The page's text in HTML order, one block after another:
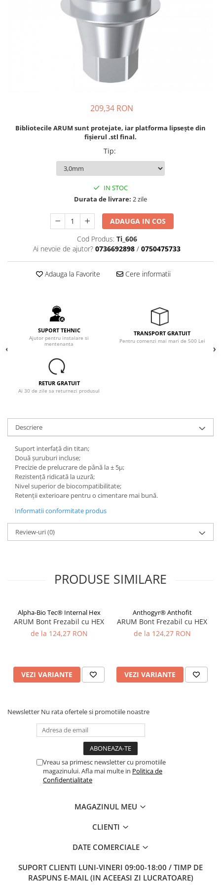
Disc Nano Compozit
209,34 RON
Bibliotecile ARUM sunt protejate, iar platforma lipsește din
fișierul .stl final.
Tip:
IN STOC
Durata de livrare: 2 zile
ADAUGA IN COS
Cod Produs: Ti_606
Ai nevoie de ajutor? 0736692898 / 0750475733
Adauga la Favorite Cere informatii
SUPORT TEHNIC
Ajutor pentru instalare si
mentenanta
TRANSPORT GRATUIT
Pentru comenzi mai mari de 500 Lei
RETUR GRATUIT
Ai 30 de zile sa returnezi produsul
Descriere
Suport interfață din titan;
Două șuruburi incluse;
Precizie de prelucrare de până la ± 5μ;
Rezistență ridicată la uzură;
Nivel superior de biocompatibilitate;
Retenții exterioare pentru o cimentare mai bună.
Informatii conformitate produs
Review-uri(0)
PRODUSE SIMILARE
Alpha-Bio Tec® Internal Hex
ARUM Bont Frezabil cu HEX
de la 124,27 RON
VEZI VARIANTE
Anthogyr® Anthofit
ARUM Bont Frezabil cu HEX
de la 124,27 RON
VEZI VARIANTE
Newsletter Nu rata ofertele si promotiile noastre
Vreau sa primesc newsletter cu promotiile
magazinului. Afla mai multe in Politica de
Confidentialitate
MAGAZINUL MEU
CLIENTI
DATE COMERCIALE
SUPORT CLIENTI LUNI-VINERI 09:00-18:00 / TIMP DE
RASPUNS E-MAIL (IN ACEEASI ZI LUCRATOARE)